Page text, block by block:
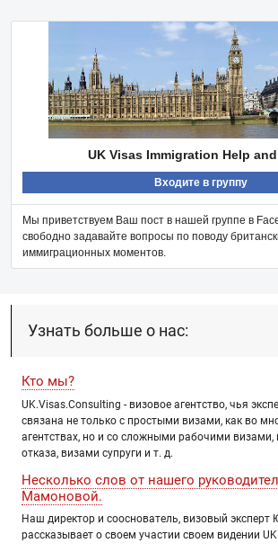
UK Visas Immigration Help
Входите в группу
Мы приветствуем Ваш пост в нашей группе в
свободно задавайте вопросы по поводу
иммиграционных моментов.
Узнать больше о нас:
Кто мы?
UK.Visas.Consulting - визовое агентство, чья
связана не только с простыми визами, как во
агентствах, но и со сложными рабочими визами,
отказа, визами супруги и т. д.
Несколько слов от нашего
Мамоновой.
Наш директор и сооснователь, визовый
рассказывает о своем участии своем видении